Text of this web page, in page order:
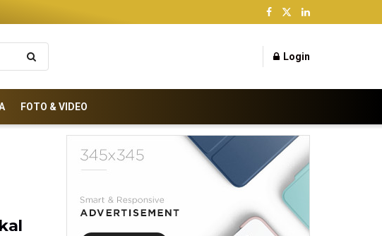
Login
FOTO & VIDEO